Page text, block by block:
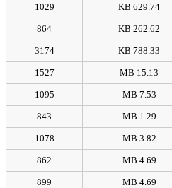
629.74 KB
1029
262.62 KB
864
788.33 KB
3174
15.13 MB
1527
7.53 MB
1095
1.29 MB
843
3.82 MB
1078
4.69 MB
862
4.69 MB
899